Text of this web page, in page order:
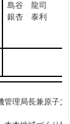
島谷 龍司
銀杏 泰利
局長兼原子力